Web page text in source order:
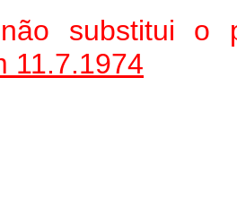
substitui o
11.7.1974